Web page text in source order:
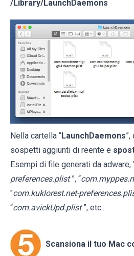
/Library/LaunchDaemons
Nella cartella “LaunchDaemons
sospetti aggiunti di reente e
Esempi di file generati da adware,
preferences.plist ”, “
"com.kuklorest.net-
“com.avickUpd.plist ”, etc..
Scansiona il tuo Mac